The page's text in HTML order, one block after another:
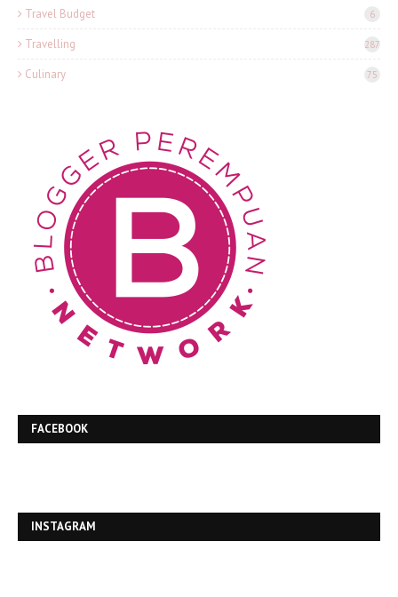
Travel Budget 6
Travelling 287
Culinary 75
FACEBOOK
INSTAGRAM